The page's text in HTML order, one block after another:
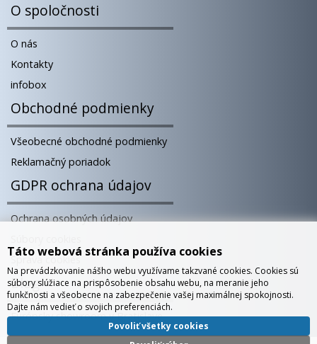
O spoločnosti
O nás
Kontakty
infobox
Obchodné podmienky
Všeobecné obchodné podmienky
Reklamačný poriadok
GDPR ochrana údajov
Ochrana osobných údajov
Správa cookies
Blog
Európsky showroom v Bratislave
Táto webová stránka používa cookies
Na prevádzkovanie nášho webu využívame takzvané cookies. Cookies sú
súbory slúžiace na prispôsobenie obsahu webu, na meranie jeho
funkčnosti a všeobecne na zabezpečenie vašej maximálnej spokojnosti.
Dajte nám vedieť o svojich preferenciách.
Povoliť všetky cookies